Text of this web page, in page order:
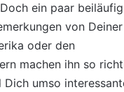
ein paar beiläufig
von
oder den
machen ihn so
Dich umso